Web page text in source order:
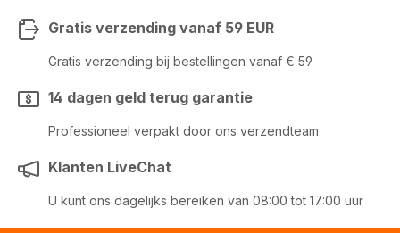
Gratis verzending vanaf 59 EUR
Gratis verzending bij bestellingen vanaf € 59
14 dagen geld terug garantie
Professioneel verpakt door ons verzendteam
Klanten LiveChat
U kunt ons dagelijks bereiken van 08:00 tot 17:00 uur